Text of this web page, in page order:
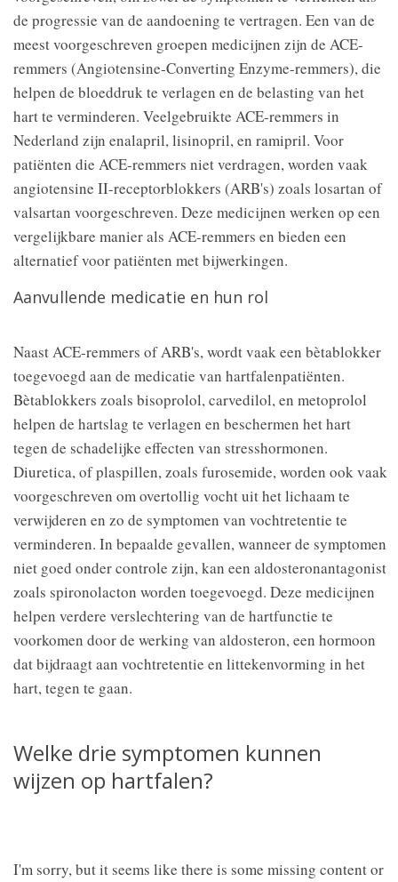
de progressie van de aandoening te vertragen. Een van de
meest voorgeschreven groepen medicijnen zijn de ACE-
remmers (Angiotensine-Converting Enzyme-remmers), die
helpen de bloeddruk te verlagen en de belasting van het
hart te verminderen. Veelgebruikte ACE-remmers in
Nederland zijn enalapril, lisinopril, en ramipril. Voor
patiënten die ACE-remmers niet verdragen, worden vaak
angiotensine II-receptorblokkers (ARB's) zoals losartan of
valsartan voorgeschreven. Deze medicijnen werken op een
vergelijkbare manier als ACE-remmers en bieden een
alternatief voor patiënten met bijwerkingen.
Aanvullende medicatie en hun rol
Naast ACE-remmers of ARB's, wordt vaak een bètablokker
toegevoegd aan de medicatie van hartfalenpatiënten.
Bètablokkers zoals bisoprolol, carvedilol, en metoprolol
helpen de hartslag te verlagen en beschermen het hart
tegen de schadelijke effecten van stresshormonen.
Diuretica, of plaspillen, zoals furosemide, worden ook vaak
voorgeschreven om overtollig vocht uit het lichaam te
verwijderen en zo de symptomen van vochtretentie te
verminderen. In bepaalde gevallen, wanneer de symptomen
niet goed onder controle zijn, kan een aldosteronantagonist
zoals spironolacton worden toegevoegd. Deze medicijnen
helpen verdere verslechtering van de hartfunctie te
voorkomen door de werking van aldosteron, een hormoon
dat bijdraagt aan vochtretentie en littekenvorming in het
hart, tegen te gaan.
Welke drie symptomen kunnen
wijzen op hartfalen?
I'm sorry, but it seems like there is some missing content or